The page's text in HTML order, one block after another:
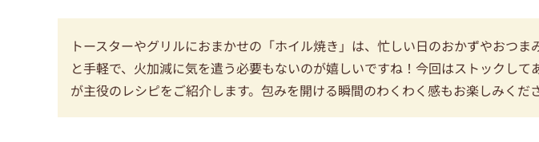
トースターやグリルにおまかせの「ホイル焼き」は、忙しい日のおかずやおつま
と手軽で、火加減に気を遣う必要もないのが嬉しいですね！今回はストックして
が主役のレシピをご紹介します。包みを開ける瞬間のわくわく感もお楽しみくだ